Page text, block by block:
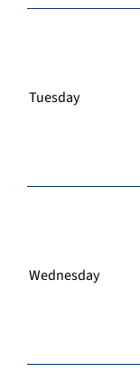
Tuesday
Wednesday